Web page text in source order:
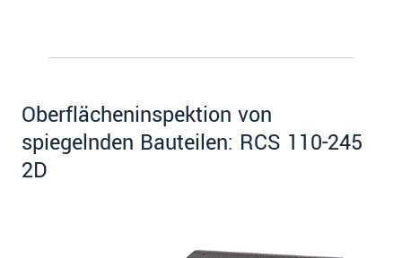
Oberflächeninspektion von
spiegelnden Bauteilen: RCS 110-245
2D